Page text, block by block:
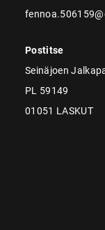
Postitse
Seinäjoen
PL 59149
01051 LASKUT